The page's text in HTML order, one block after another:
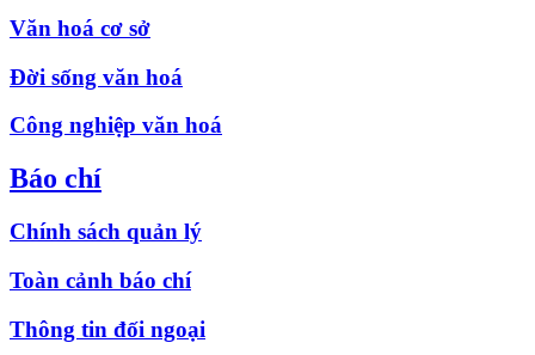
Văn hoá cơ sở
Đời sống văn hoá
Công nghiệp văn hoá
Báo chí
Chính sách quản lý
Toàn cảnh báo chí
Thông tin đối ngoại